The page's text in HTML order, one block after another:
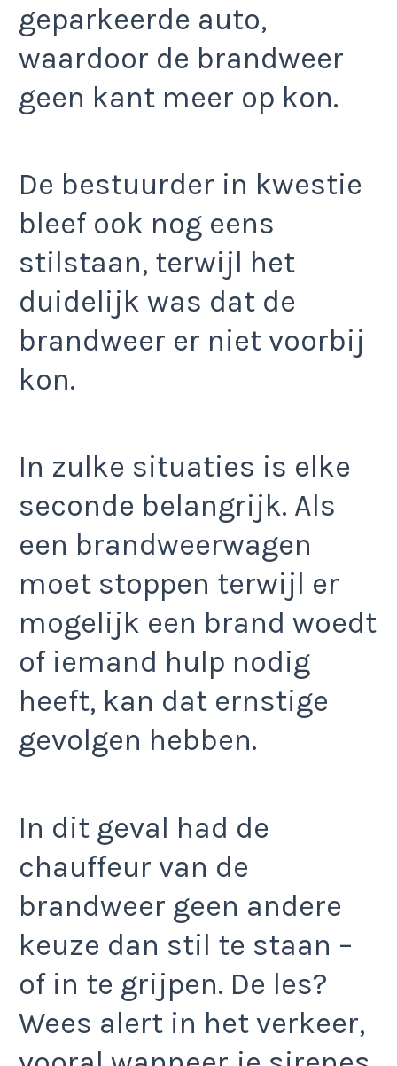
geparkeerde auto,
waardoor de brandweer
geen kant meer op kon.
De bestuurder in kwestie
bleef ook nog eens
stilstaan, terwijl het
duidelijk was dat de
brandweer er niet voorbij
kon.
In zulke situaties is elke
seconde belangrijk. Als
een brandweerwagen
moet stoppen terwijl er
mogelijk een brand woedt
of iemand hulp nodig
heeft, kan dat ernstige
gevolgen hebben.
In dit geval had de
chauffeur van de
brandweer geen andere
keuze dan stil te staan –
of in te grijpen. De les?
Wees alert in het verkeer,